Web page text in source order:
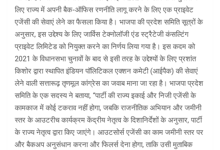
लिए राज्य में अपनी बैक-ऑफिस रणनीति लागू करने के लिए एक प्राइवेट
एजेंसी की सेवाएं लेने का फैसला किया है। भाजपा की प्रदेश समिति सूत्रों के
अनुसार, इस उद्देश्य के लिए जार्विस टेक्नोलॉजी एंड स्ट्रैटेजी कंसल्टिंग
प्राइवेट लिमिटेड को नियुक्त करने का निर्णय लिया गया है। इस कदम को
2021 के विधानसभा चुनावों के बाद से इसी तरह के उद्देश्यों के लिए प्रशांत
किशोर द्वारा स्थापित इंडियन पॉलिटिकल एक्शन कमेटी (आईपैक) की सेवाएं
लेने वाली सत्तारूढ़ तृणमूल कांग्रेस का जवाब माना जा रहा है। भाजपा प्रदेश
समिति के एक सदस्य ने बताया, “पार्टी की राज्य इकाई और निजी एजेंसी के
कामकाज में कोई टकराव नहीं होगा, जबकि राजनीतिक अभियान और जमीनी
स्तर के आउटरीच कार्यक्रम केंद्रीय नेतृत्व के दिशानिर्देशों के अनुसार, पार्टी
के राज्य नेतृत्व द्वारा किए जाएंगे। आउटसोर्स एजेंसी का काम जमीनी स्तर पर
और बैकअप अनुसंधान करना और फिलर्स देना होगा, ताकि उसी मुताबिक